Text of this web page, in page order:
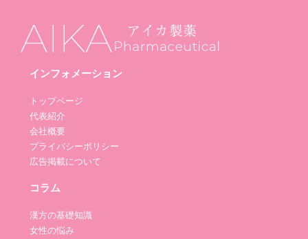
インフォメーション
トップページ
代表紹介
会社概要
プライバシーポリシー
広告掲載について
コラム
漢方の基礎知識
女性の悩み